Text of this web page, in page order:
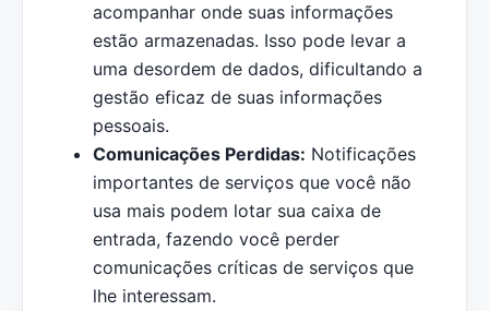
acompanhar onde suas informações
estão armazenadas. Isso pode levar a
uma desordem de dados, dificultando a
gestão eficaz de suas informações
pessoais.
Comunicações Perdidas: Notificações
importantes de serviços que você não
usa mais podem lotar sua caixa de
entrada, fazendo você perder
comunicações críticas de serviços que
lhe interessam.